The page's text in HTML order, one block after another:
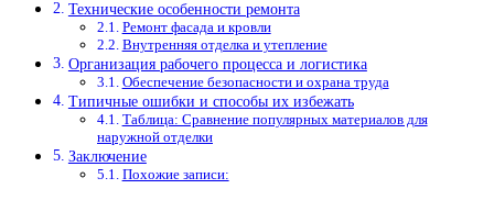
Технические особенности ремонта
Ремонт фасада и кровли
Внутренняя отделка и утепление
Организация рабочего процесса и логистика
Обеспечение безопасности и охрана труда
Типичные ошибки и способы их избежать
Таблица: Сравнение популярных материалов для
наружной отделки
Заключение
Похожие записи: